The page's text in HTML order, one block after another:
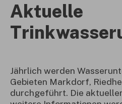
Aktuelle
Jährlich werden
Gebieten Markdorf,
durchgeführt. Die